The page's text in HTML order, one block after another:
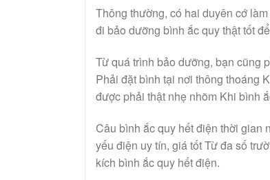
Thông thường, có hai duyên cớ
đi bảo dưỡng bình ắc quy thật tốt
Từ quá trình bảo dưỡng, bạn cũng
Phải đặt bình tại nơi thông thoáng
được phải thật nhẹ nhõm Khi bình
Câu bình ắc quy hết điện thời gian
yếu điện uy tín, giá tốt Từ đa số
kích bình ắc quy hết điện.